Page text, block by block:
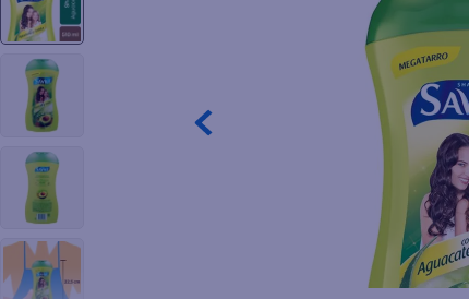
head
6.
7.
8
10